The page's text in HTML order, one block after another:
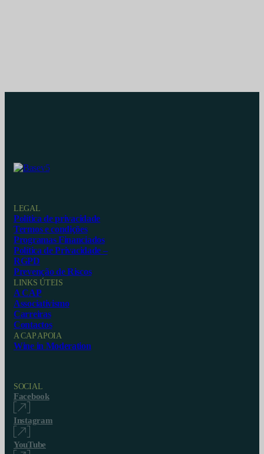
LEGAL
Política de privacidade
Termos e condições
Programas Financiados
Política de Privacidade –
RGPD
Prevenção de Riscos
LINKS ÚTEIS
A CAP
Associativismo
Carreiras
Contactos
A CAP APOIA
Wine in Moderation
SOCIAL
Facebook
Instagram
YouTube